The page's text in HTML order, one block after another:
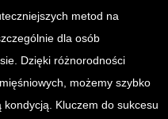
metod na
dla osób
Dzięki różnorodności
możemy szybko
Kluczem do sukcesu